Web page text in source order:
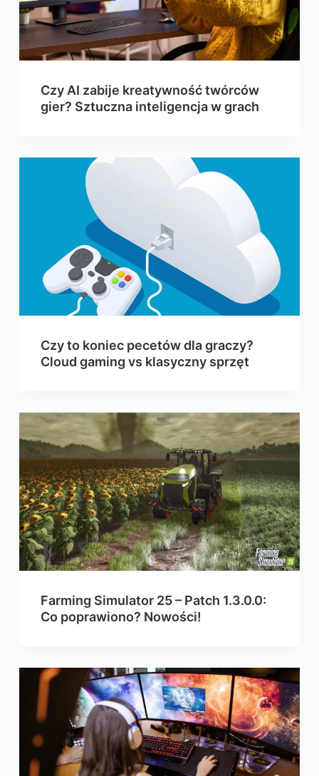
Czy AI zabije kreatywność twórców
gier? Sztuczna inteligencja w grach
Czy to koniec pecetów dla graczy?
Cloud gaming vs klasyczny sprzęt
Farming Simulator 25 – Patch 1.3.0.0:
Co poprawiono? Nowości!